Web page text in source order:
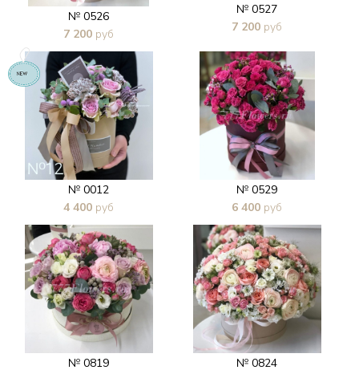
№ 0526
7 200 руб
В 1 клик
№ 0527
7 200 руб
В 1 клик
№ 0012
4 400 руб
В 1 клик
№ 0529
6 400 руб
В 1 клик
№ 0819
№ 0824